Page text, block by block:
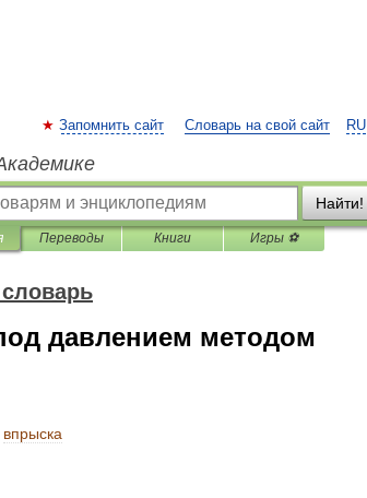
RU
Запомнить сайт Словарь на свой сайт
Найти!
Переводы Книги Игры ⚽
давлением методом
впрыска